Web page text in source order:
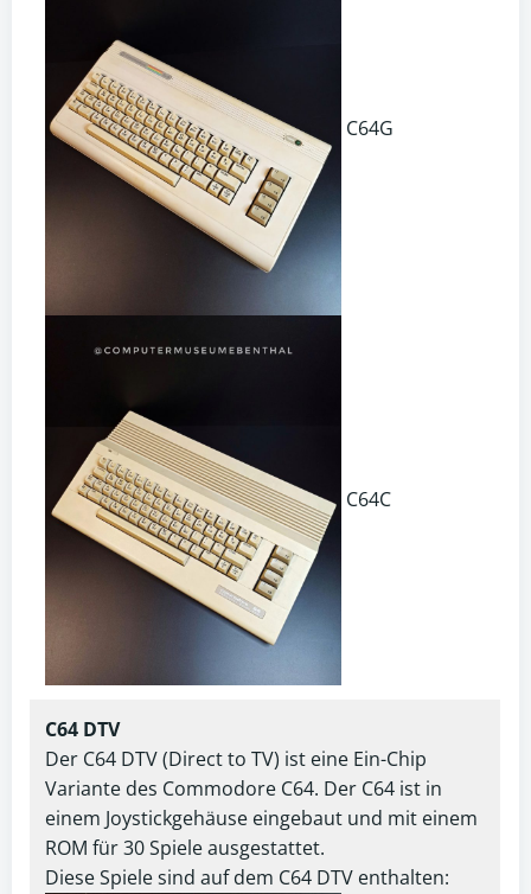
C64G
C64C
C64 DTV
Der C64 DTV (Direct to TV) ist eine Ein-Chip
Variante des Commodore C64. Der C64 ist in
einem Joystickgehäuse eingebaut und mit einem
ROM für 30 Spiele ausgestattet.
Diese Spiele sind auf dem C64 DTV enthalten: